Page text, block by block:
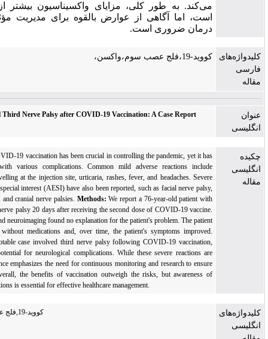
می‌کند. به طور کلی، مزایای واکسیناسیون بیشتر از خطرات آن
است، اما آگاهی از عوارض بالقوه برای مدیریت مؤثر بهداشت و
درمان ضروری است.
کووید-19،فلج عصب سوم،واکسن،
Presumed Partial Third Nerve Palsy after COVID-19 Vaccination: A Case Report
Background: COVID-19 vaccination has been crucial in controlling the pandemic, yet it has
been associated with various complications. Common mild adverse reactions include
discomfort and swelling at the injection site, urticaria, rashes, fever, and headaches. Severe
adverse events of special interest (AESI) have also been reported, such as facial nerve palsy,
myelitis, ischemia, and cranial nerve palsies.Methods: We report a 76-year-old patient with
right partial third nerve palsy 20 days after receiving the second dose of COVID-19 vaccine.
Laboratory tests and neuroimaging found no explanation for the patient's problem. The patient
was followed up without medications and, over time, the patient's symptoms improved.
Conclusion:A notable case involved third nerve palsy following COVID-19 vaccination,
highlighting the potential for neurological complications. While these severe reactions are
rare, their occurrence emphasizes the need for continuous monitoring and research to ensure
vaccine safety. Overall, the benefits of vaccination outweigh the risks, but awareness of
potential complications is essential for effective healthcare management.